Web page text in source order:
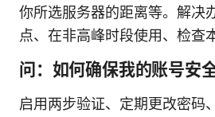
你所选服务器的距离等。解决
点、在非高峰时段使用、检查
问：如何确保我的账号安全
启用两步验证、定期更改密码